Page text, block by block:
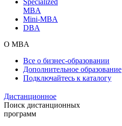
MBA
Mini-MBA
DBA
О MBA
Все о бизнес-образовании
Дополнительное образование
Подключайтесь к каталогу
Дистанционное
Поиск дистанционных
программ